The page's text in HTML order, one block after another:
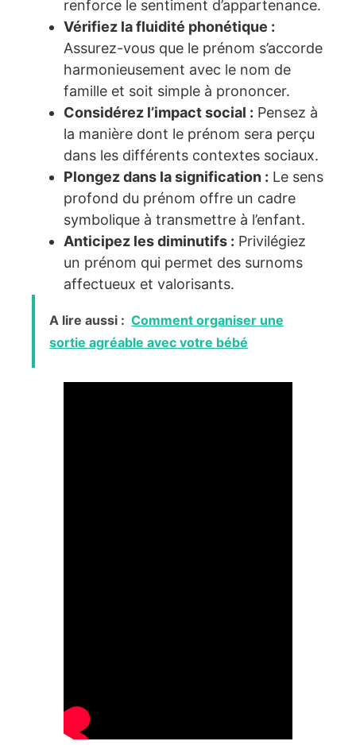
renforce le sentiment d’appartenance.
Vérifiez la fluidité phonétique :
Assurez-vous que le prénom s’accorde
harmonieusement avec le nom de
famille et soit simple à prononcer.
Considérez l’impact social : Pensez à
la manière dont le prénom sera perçu
dans les différents contextes sociaux.
Plongez dans la signification : Le sens
profond du prénom offre un cadre
symbolique à transmettre à l’enfant.
Anticipez les diminutifs : Privilégiez
un prénom qui permet des surnoms
affectueux et valorisants.
A lire aussi : Comment organiser une
sortie agréable avec votre bébé